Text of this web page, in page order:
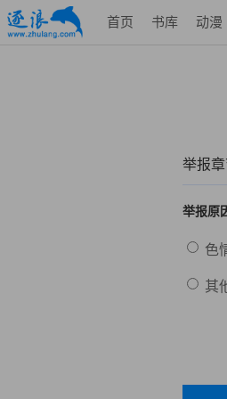
首页 书库 动漫
举报
举报原
色
其